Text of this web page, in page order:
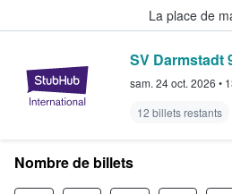
La place de
StubHub -
SV Darmstadt
sam. 24 oct. 2026 •
12 billets restants
Nombre de billets